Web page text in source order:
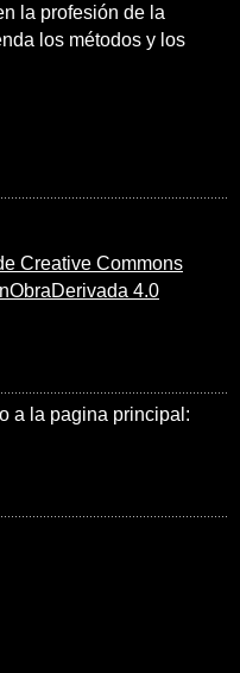
la profesión de la
los métodos y los
Creative Commons
4.0
a la pagina principal: